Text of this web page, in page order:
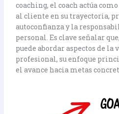
coaching, el coach actúa
al cliente en su trayectoria,
autoconfianza y la
personal. Es clave señalar
puede abordar aspectos de la
profesional, su enfoque
el avance hacia metas